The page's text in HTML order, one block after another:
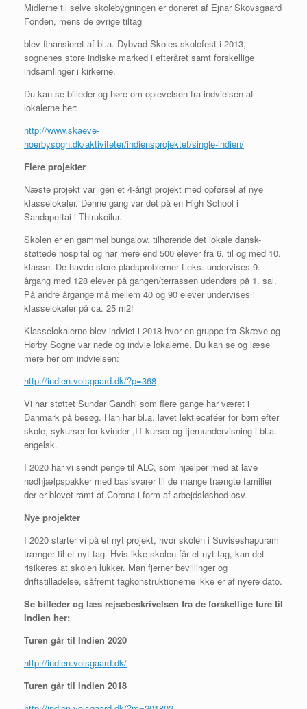
Midlerne til selve skolebygningen er doneret af Ejnar Skovsgaard
Fonden, mens de øvrige tiltag
blev finansieret af bl.a. Dybvad Skoles skolefest i 2013,
sognenes store indiske marked i efteråret samt forskellige
indsamlinger i kirkerne.
Du kan se billeder og høre om oplevelsen fra indvielsen af
lokalerne her:
http://www.skaeve-
hoerbysogn.dk/aktiviteter/indiensprojektet/single-indien/
Flere projekter
Næste projekt var igen et 4-årigt projekt med opførsel af nye
klasselokaler. Denne gang var det på en High School i
Sandapettai i Thirukoilur.
Skolen er en gammel bungalow, tilhørende det lokale dansk-
støttede hospital og har mere end 500 elever fra 6. til og med 10.
klasse. De havde store pladsproblemer f.eks. undervises 9.
årgang med 128 elever på gangen/terrassen udendørs på 1. sal.
På andre årgange må mellem 40 og 90 elever undervises i
klasselokaler på ca. 25 m2!
Klasselokalerne blev indviet i 2018 hvor en gruppe fra Skæve og
Hørby Sogne var nede og indvie lokalerne. Du kan se og læse
mere her om indvielsen:
http://indien.volsgaard.dk/?p=368
Vi har støttet Sundar Gandhi som flere gange har været i
Danmark på besøg. Han har bl.a. lavet lektiecaféer for børn efter
skole, sykurser for kvinder ,IT-kurser og fjernundervisning i bl.a.
engelsk.
I 2020 har vi sendt penge til ALC, som hjælper med at lave
nødhjælpspakker med basisvarer til de mange trængte familier
der er blevet ramt af Corona i form af arbejdsløshed osv.
Nye projekter
I 2020 starter vi på et nyt projekt, hvor skolen i Suviseshapuram
trænger til et nyt tag. Hvis ikke skolen får et nyt tag, kan det
risikeres at skolen lukker. Man fjerner bevillinger og
driftstilladelse, såfremt tagkonstruktionerne ikke er af nyere dato.
Se billeder og læs rejsebeskrivelsen fra de forskellige ture til
Indien her:
Turen går til Indien 2020
http://indien.volsgaard.dk/
Turen går til Indien 2018